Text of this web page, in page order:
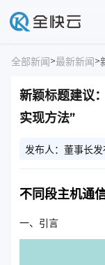
全部新闻>最新新闻>
新颖标题建议
实现方法”
发布人：董事长
不同段主机通
一、引言